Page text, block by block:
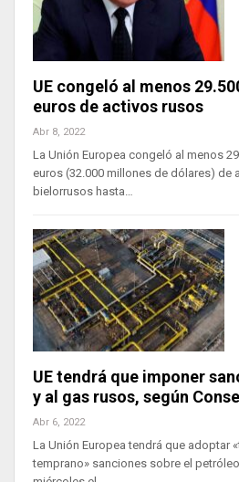
UE congeló al menos
euros de activos rusos
Abr 8, 2022
La Unión Europea congeló al menos
euros (32.000 millones de dólares) de
bielorrusos hasta…
UE tendrá que imponer
y al gas rusos, según
Abr 6, 2022
La Unión Europea tendrá que adoptar
temprano» sanciones sobre el